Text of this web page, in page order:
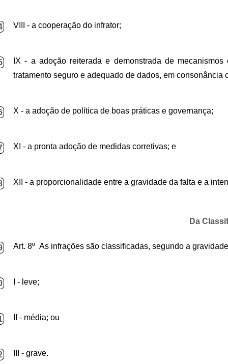
VIII - a cooperação do infrator;
IX - a adoção reiterada e demonstrada de
tratamento seguro e adequado de dados, em consonância
X - a adoção de política de boas práticas e governança;
XI - a pronta adoção de medidas corretivas; e
XII - a proporcionalidade entre a gravidade da falta e a
Da
Art. 8º As infrações são classificadas, segundo a
I - leve;
II - média; ou
III - grave.